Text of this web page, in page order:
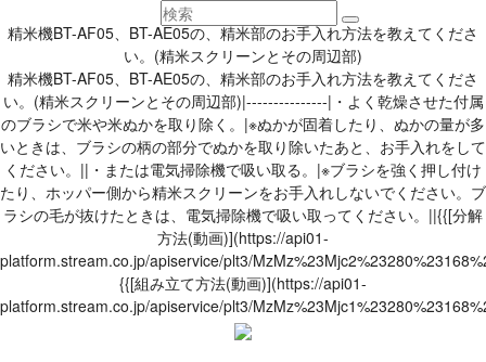
精米機BT-AF05、BT-AE05の、精米部のお手入れ方法を教えてくださ
い。(精米スクリーンとその周辺部)
精米機BT-AF05、BT-AE05の、精米部のお手入れ方法を教えてくださ
い。(精米スクリーンとその周辺部)|---------------|・よく乾燥させた付属
のブラシで米や米ぬかを取り除く。|※ぬかが固着したり、ぬかの量が多
いときは、ブラシの柄の部分でぬかを取り除いたあと、お手入れをして
ください。||・または電気掃除機で吸い取る。|※ブラシを強く押し付け
たり、ホッパー側から精米スクリーンをお手入れしないでください。ブ
ラシの毛が抜けたときは、電気掃除機で吸い取ってください。||{{[分解
方法(動画)](https://api01-
platform.stream.co.jp/apiservice/plt3/
{{[組み立て方法(動画)](https://api01-
platform.stream.co.jp/apiservice/plt3/